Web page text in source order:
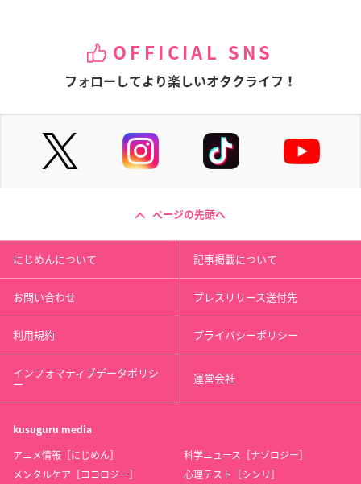
OFFICIAL SNS
フォローしてより楽しいオタクライフ！
ページの先頭へ
にじめんについて 記事掲載について
お問い合わせ プレスリリース送付先
利用規約 プライバシーポリシー
インフォマティブデータポリシ
ー 運営会社
kusuguru media
アニメ情報［にじめん］
科学ニュース［ナゾロジー］
メンタルケア［ココロジー］
心理テスト［シンリ］